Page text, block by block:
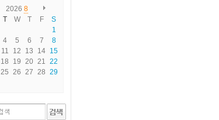
2026 8
T W T F
S
1
4 5 6 7
8
11 12 13 14 15
18 19 20 21 22
25 26 27 28 29